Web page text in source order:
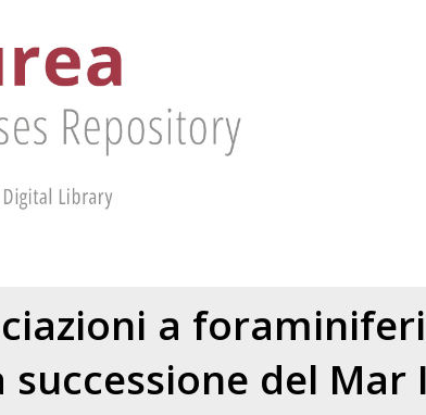
a
del Mar